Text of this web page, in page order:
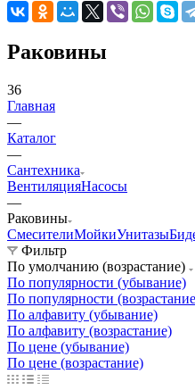
Раковины
36
Главная
—
Каталог
—
Сантехника
ВентиляцияНасосы
—
Раковины
СмесителиМойкиУнитазы
Фильтр
По умолчанию (возрастание)
По популярности (убывание)
По популярности
По алфавиту (убывание)
По алфавиту (возрастание)
По цене (убывание)
По цене (возрастание)